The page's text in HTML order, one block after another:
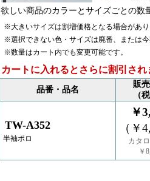
欲しい商品のカラーとサイズごとの数
※大きいサイズは割増価格となる場合があ
※選択できない色・サイズは廃番、または
※数量はカート内でも変更可能です。
カートに入れるとさらに割引され
品番・品名
販
（
TW-A352
半袖ポロ
￥
（￥
カタ
￥